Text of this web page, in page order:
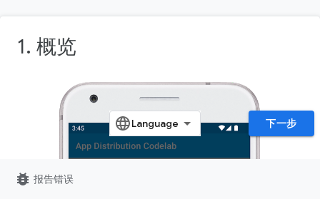
1. 概览
下一步
bug_report 报告错误